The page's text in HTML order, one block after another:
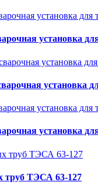
установка
установка
установка
труб ТЭСА 63-127